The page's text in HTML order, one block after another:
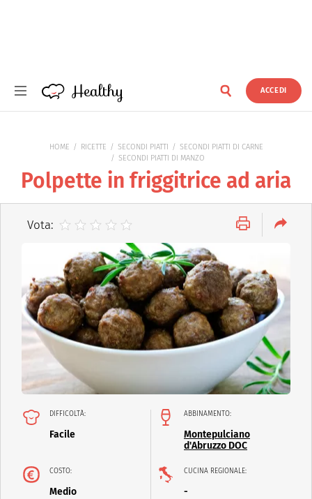
Healthy
Healthy ACCEDI
HOME RICETTE SECONDI PIATTI
SECONDI PIATTI DI CARNE
SECONDI PIATTI DI MANZO
Polpette in friggitrice ad aria
Vota:
DIFFICOLTÀ:
Facile
ABBINAMENTO:
Montepulciano
d'Abruzzo DOC
COSTO:
Medio
CUCINA REGIONALE:
-